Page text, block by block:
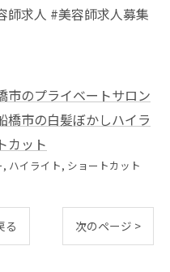
師求人 #美容師求人募集
市のプライベートサロン
橋市の白髪ぼかしハイラ
カット
ハイライト ショートカット
る 次のページ >